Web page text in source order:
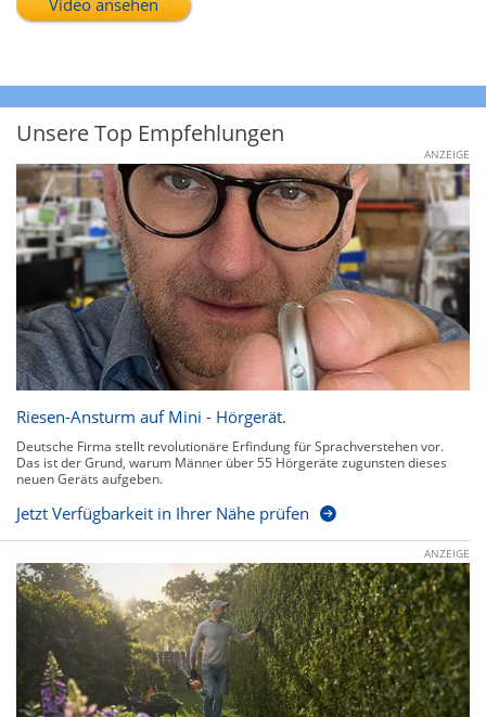
Unsere Top Empfehlungen
ANZEIGE
Riesen-Ansturm auf Mini - Hörgerät.
Deutsche Firma stellt revolutionäre Erfindung für Sprachverstehen vor.
Das ist der Grund, warum Männer über 55 Hörgeräte zugunsten dieses
neuen Geräts aufgeben.
Jetzt Verfügbarkeit in Ihrer Nähe prüfen
ANZEIGE